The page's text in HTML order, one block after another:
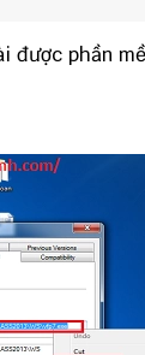
được phần